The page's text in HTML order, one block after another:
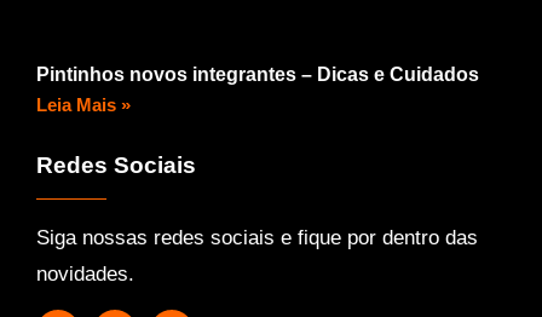
Pintinhos novos integrantes – Dicas e Cuidados
Leia Mais »
Redes Sociais
Siga nossas redes sociais e fique por dentro das
novidades.